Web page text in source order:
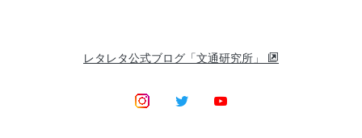
レタレタ公式ブログ「文通研究所」